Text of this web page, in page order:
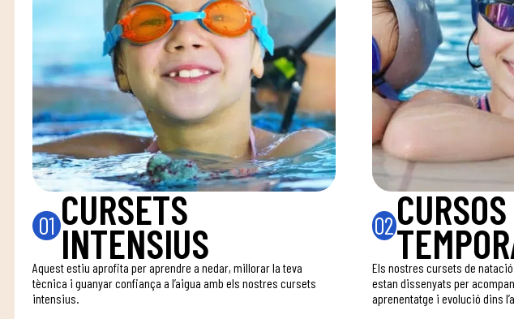
01 CURSETS
INTENSIUS
Aquest estiu aprofita per aprendre a nedar, millorar la teva
tècnica i guanyar confiança a l’aigua amb els nostres cursets
intensius.
02
Els nostres cursets de
estan dissenyats per
aprenentatge i evolució dins